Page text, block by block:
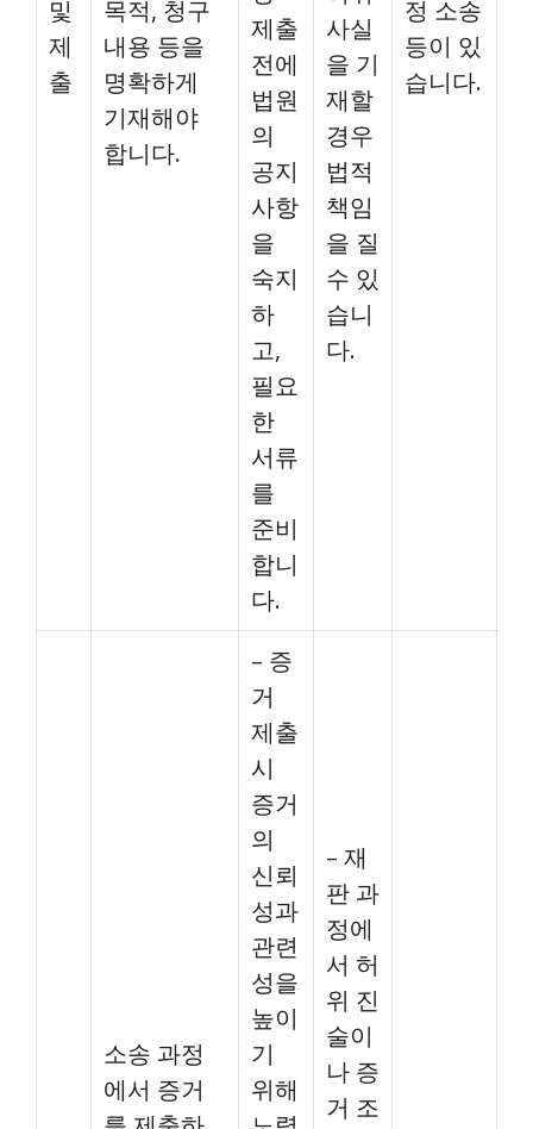
및
제
출
목적, 청구
내용 등을
명확하게
기재해야
합니다.
제출
전에
법원
의
공지
사항
을
숙지
하
고,
필요
한
서류
를
준비
합니
다.
사실
을 기
재할
경우
법적
책임
을 질
수 있
습니
다.
정 소송
등이 있
습니다.
소송 과정
에서 증거
– 증
거
제출
시
증거
의
신뢰
성과
관련
성을
높이
기
위해
– 재
판 과
정에
서 허
위 진
술이
나 증
거 조